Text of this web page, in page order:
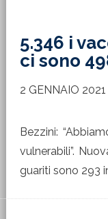
5.346 i
ci sono
2 GENNAIO 2021
Bezzini:
vulnerabili”.
guariti sono 293